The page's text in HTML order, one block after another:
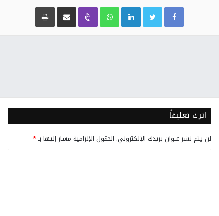
Facebook
Twitter
LinkedIn
WhatsApp
Viber مشاركة عبر البريد طباعة
اترك تعليقاً
لن يتم نشر عنوان بريدك الإلكتروني. الحقول الإلزامية مشار إليها بـ*